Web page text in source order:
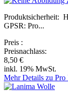
Produktsicherheit:
GPSR: Pro...
Preis :
Preisnachlass:
8,50 €
inkl. 19% MwSt.
Mehr Details zu Pro